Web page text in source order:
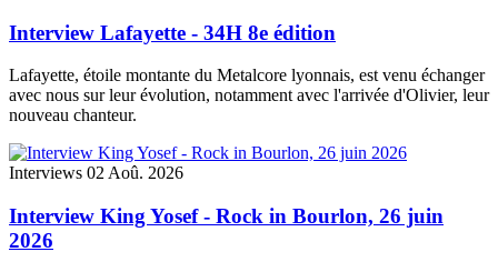
Interview Lafayette - 34H 8e édition
Lafayette, étoile montante du Metalcore lyonnais, est venu échanger
avec nous sur leur évolution, notamment avec l'arrivée d'Olivier, leur
nouveau chanteur.
Interviews 02 Aoû. 2026
Interview King Yosef - Rock in Bourlon, 26 juin
2026